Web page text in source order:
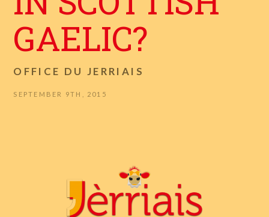
GAELIC?
OFFICE DU JERRIAIS
SEPTEMBER 9TH, 2015